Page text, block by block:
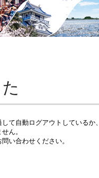
て自動ログアウトしているか、
ん。
い合わせください。